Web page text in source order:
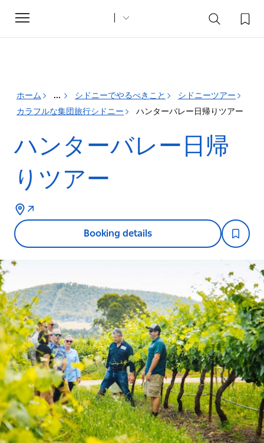
Toggle
navigation
ホーム ... シドニーでやるべきこと
シドニーツアー
カラフルな集団旅行シドニー
ハンターバレー日帰りツアー
ハンターバレー日帰
りツアー
Booking details